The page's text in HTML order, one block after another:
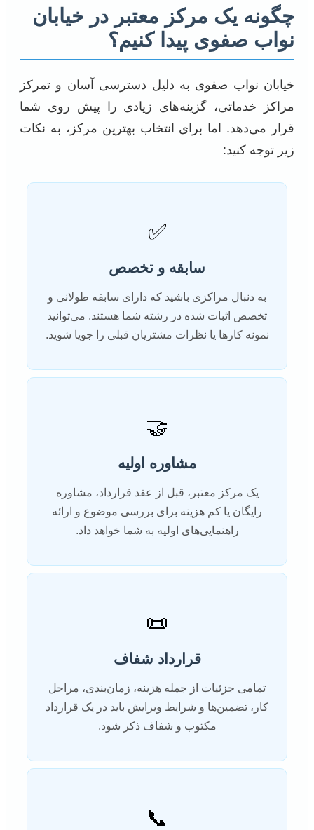
چگونه یک مرکز معتبر در خیابان
نواب صفوی پیدا کنیم؟
خیابان نواب صفوی به دلیل دسترسی آسان و تمرکز
مراکز خدماتی، گزینه‌های زیادی را پیش روی شما
قرار می‌دهد. اما برای انتخاب بهترین مرکز، به نکات
زیر توجه کنید:
✅
سابقه و تخصص
به دنبال مراکزی باشید که دارای سابقه طولانی و
تخصص اثبات شده در رشته شما هستند. می‌توانید
نمونه کارها یا نظرات مشتریان قبلی را جویا شوید.
🤝
مشاوره اولیه
یک مرکز معتبر، قبل از عقد قرارداد، مشاوره
رایگان یا کم هزینه برای بررسی موضوع و ارائه
راهنمایی‌های اولیه به شما خواهد داد.
📜
قرارداد شفاف
تمامی جزئیات از جمله هزینه، زمان‌بندی، مراحل
کار، تضمین‌ها و شرایط ویرایش باید در یک قرارداد
مکتوب و شفاف ذکر شود.
📞